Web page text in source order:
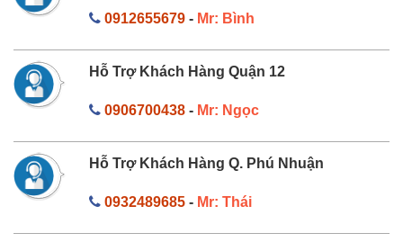
0912655679- Mr: Bình
Hỗ Trợ Khách Hàng Quận 12
0906700438- Mr: Ngọc
Hỗ Trợ Khách Hàng Q. Phú Nhuận
0932489685- Mr: Thái